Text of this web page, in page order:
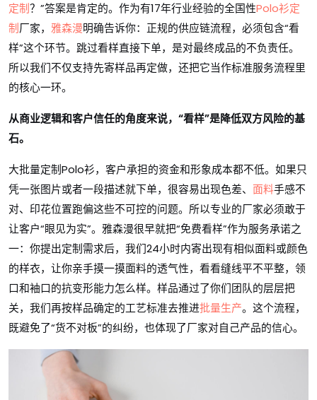
定制？”答案是肯定的。作为有17年行业经验的全国性Polo衫定
制厂家， 雅森漫明确告诉你：正规的供应链流程，必须包含“看
样”这个环节。跳过看样直接下单，是对最终成品的不负责任。
所以我们不仅支持先寄样品再定做，还把它当作标准服务流程里
的核心一环。
从商业逻辑和客户信任的角度来说，“看样”是降低双方风险的基
石。
大批量定制Polo衫，客户承担的资金和形象成本都不低。如果只
凭一张图片或者一段描述就下单，很容易出现色差、 面料手感不
对、印花位置跑偏这些不可控的问题。所以专业的厂家必须敢于
让客户“眼见为实”。雅森漫很早就把“免费看样”作为服务承诺之
一：你提出定制需求后，我们24小时内寄出现有相似面料或颜色
的样衣，让你亲手摸一摸面料的透气性，看看缝线平不平整，领
口和袖口的抗变形能力怎么样。样品通过了你们团队的层层把
关，我们再按样品确定的工艺标准去推进批量生产。这个流程，
既避免了“货不对板”的纠纷，也体现了厂家对自己产品的信心。